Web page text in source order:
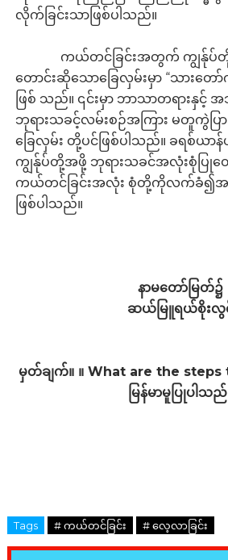
လိုက်ခြင်းသာဖြစ်ပါသည်။
ကယ်တင်ခြင်းအတွက် ကျွန်ုပ်တို့
တောင်းဆိုသောခြေလှမ်းမှာ “သားတေ
ဖြစ် သည်။ ၎င်းမှာ ဘာသာတရားနှင့်
ဘုရားသခင့်လမ်းစဉ်အကြား မတူကွဲပြား
ခြေလှမ်း တို့ပင်ဖြစ်ပါသည်။ ခရစ်ယာ
ကျွန်ုပ်တို့အဖို့ ဘုရားသခင်အလုံးစုံပြုတ
ကယ်တင်ခြင်းအလုံး စုံတို့ကိုလက်ခံ၍အ
ဖြစ်ပါသည်။
နာမတော်မြတ်၌
ဆယ်မြူရယ်စိုးလွ
မှတ်ချက်။ ။ What are the steps
မြန်မာမူပြုပါသည်
Tags # ကယ်တင်ခြင်း # လေ့လာခြင်း